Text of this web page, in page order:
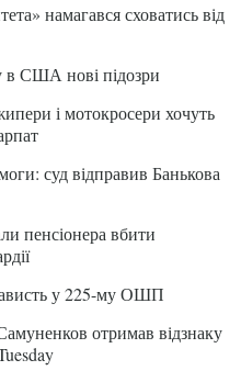
намагався сховатись від
США нові підозри
і мотокросери хочуть
суд відправив Банькова
пенсіонера вбити
у 225-му ОШП
отримав відзнаку